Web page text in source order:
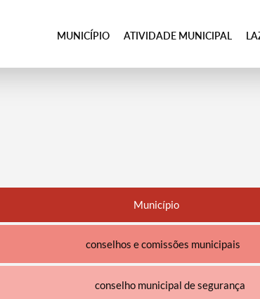
MUNICÍPIO ATIVIDADE MUNICIPAL
Município
conselhos e comissões municipais
conselho municipal de segurança